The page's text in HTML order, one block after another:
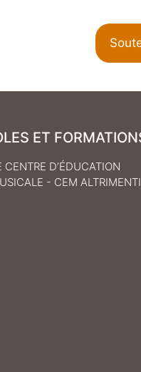
ET
CENTRE D’ÉDUCATION
- CEM ALTRIMENTI